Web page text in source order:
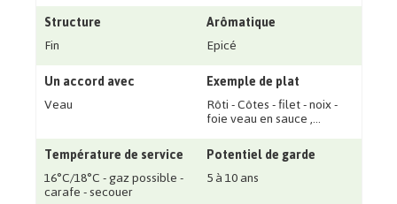
Structure
Fin
Arômatique
Epicé
Un accord avec
Veau
Exemple de plat
Rôti - Côtes - filet - noix -
foie veau en sauce ‚...
Température de service
16°C/18°C - gaz possible -
carafe - secouer
Potentiel de garde
5 à 10 ans